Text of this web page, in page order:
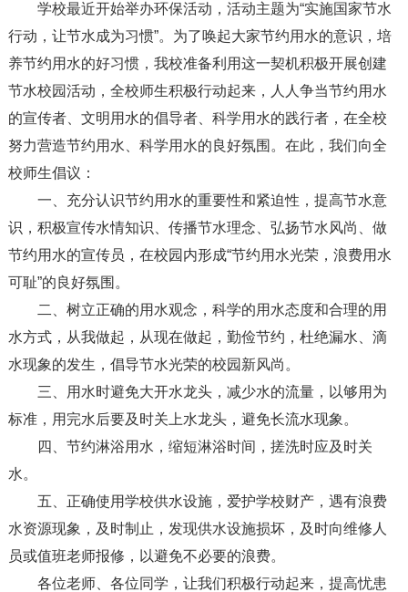
学校最近开始举办环保活动，活动主题为“实施国家节水
行动，让节水成为习惯”。为了唤起大家节约用水的意识，培
养节约用水的好习惯，我校准备利用这一契机积极开展创建
节水校园活动，全校师生积极行动起来，人人争当节约用水
的宣传者、文明用水的倡导者、科学用水的践行者，在全校
努力营造节约用水、科学用水的良好氛围。在此，我们向全
校师生倡议：
一、充分认识节约用水的重要性和紧迫性，提高节水意
识，积极宣传水情知识、传播节水理念、弘扬节水风尚、做
节约用水的宣传员，在校园内形成“节约用水光荣，浪费用水
可耻”的良好氛围。
二、树立正确的用水观念，科学的用水态度和合理的用
水方式，从我做起，从现在做起，勤俭节约，杜绝漏水、滴
水现象的发生，倡导节水光荣的校园新风尚。
三、用水时避免大开水龙头，减少水的流量，以够用为
标准，用完水后要及时关上水龙头，避免长流水现象。
四、节约淋浴用水，缩短淋浴时间，搓洗时应及时关
水。
五、正确使用学校供水设施，爱护学校财产，遇有浪费
水资源现象，及时制止，发现供水设施损坏，及时向维修人
员或值班老师报修，以避免不必要的浪费。
各位老师、各位同学，让我们积极行动起来，提高忧患